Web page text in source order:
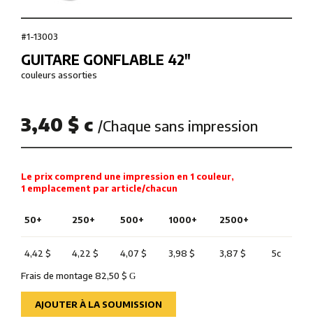
#1-13003
GUITARE GONFLABLE 42″
couleurs assorties
3,40 $ c /Chaque sans impression
Le prix comprend une impression en 1 couleur,
1 emplacement par article/chacun
50+ 250+ 500+ 1000+ 2500+
4,42 $ 4,22 $ 4,07 $ 3,98 $ 3,87 $
5c
Frais de montage 82,50 $ G
AJOUTER À LA SOUMISSION